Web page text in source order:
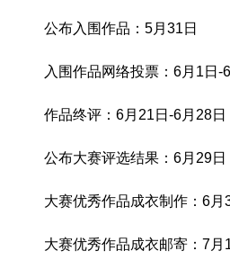
公布入围作品：5月31日
入围作品网络投票：6月1日-
作品终评：6月21日-6月28日
公布大赛评选结果：6月29日
大赛优秀作品成衣制作：6月
大赛优秀作品成衣邮寄：7月